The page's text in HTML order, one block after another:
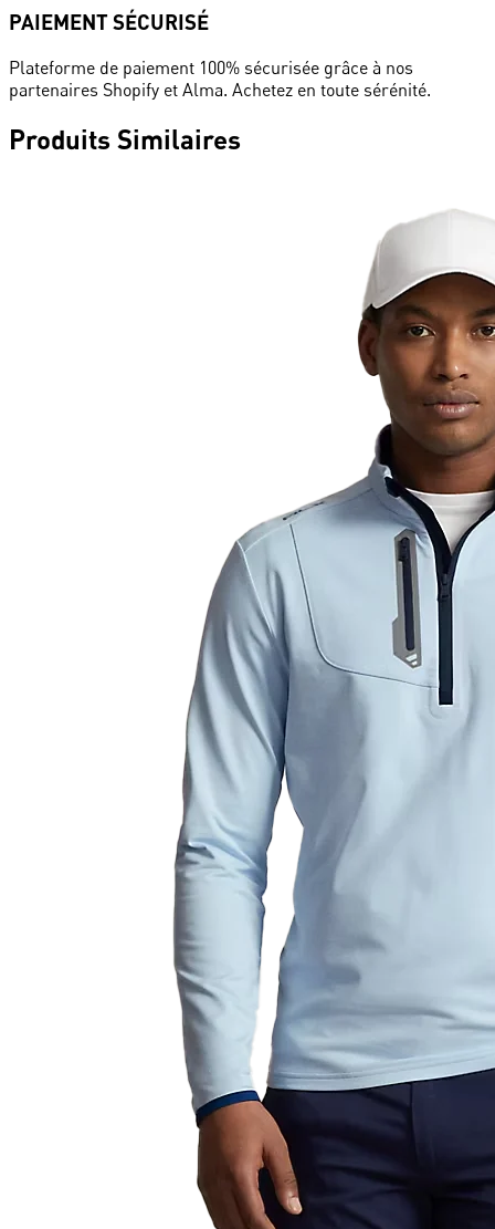
PAIEMENT SÉCURISÉ
Plateforme de paiement 100% sécurisée grâce à nos
partenaires Shopify et Alma. Achetez en toute sérénité.
Produits Similaires